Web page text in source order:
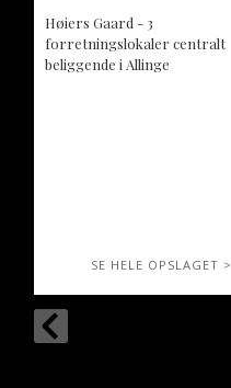
Høiers Gaard - 3
forretningslokaler centralt
beliggende i Allinge
SE HELE OPSLAGET >